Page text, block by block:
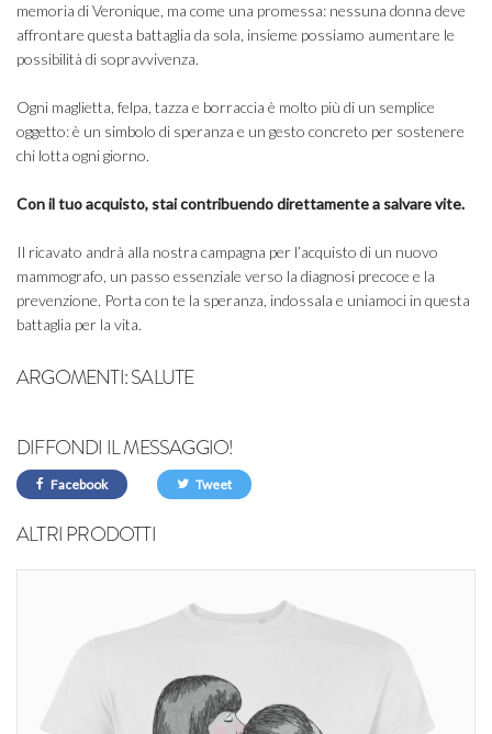
memoria di Veronique, ma come una promessa: nessuna donna deve
affrontare questa battaglia da sola, insieme possiamo aumentare le
possibilità di sopravvivenza.
Ogni maglietta, felpa, tazza e borraccia è molto più di un semplice
oggetto: è un simbolo di speranza e un gesto concreto per sostenere
chi lotta ogni giorno.
Con il tuo acquisto, stai contribuendo direttamente a salvare vite.
Il ricavato andrà alla nostra campagna per l’acquisto di un nuovo
mammografo, un passo essenziale verso la diagnosi precoce e la
prevenzione. Porta con te la speranza, indossala e uniamoci in questa
battaglia per la vita.
ARGOMENTI:SALUTE
DIFFONDI IL MESSAGGIO!
Facebook Tweet
ALTRI PRODOTTI